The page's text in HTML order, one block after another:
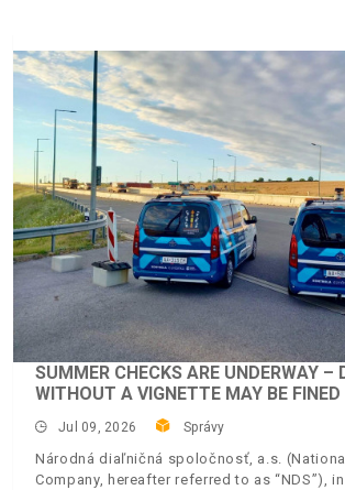
SUMMER CHECKS ARE UNDERWAY –
WITHOUT A VIGNETTE MAY BE FINED
Jul 09, 2026 Správy
Národná diaľničná spoločnosť, a.s.
Company, hereafter referred to as “NDS”),